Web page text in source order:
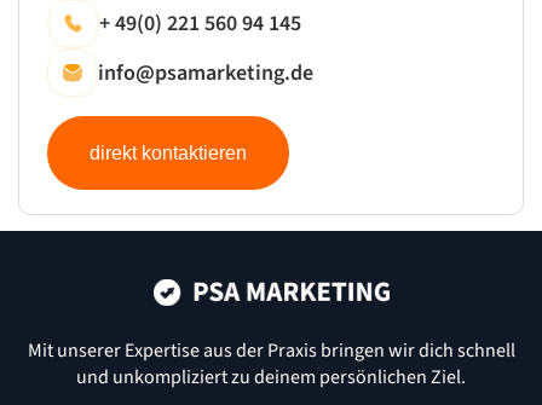
+ 49(0) 221 560 94 145
info@psamarketing.de
direkt kontaktieren
Mit unserer Expertise aus der Praxis bringen wir dich schnell
und unkompliziert zu deinem persönlichen Ziel.